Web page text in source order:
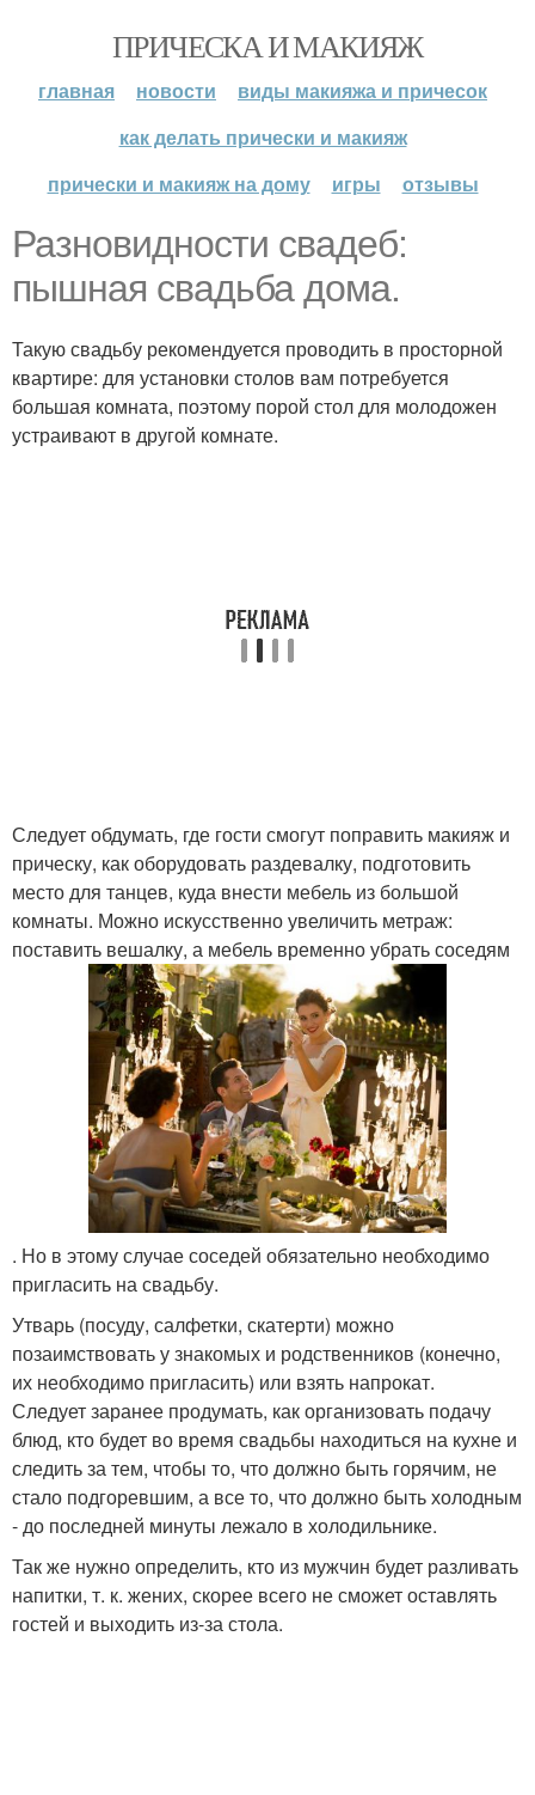
ПРИЧЕСКА И МАКИЯЖ
главная новости
виды макияжа и причесок
как делать прически и макияж
прически и макияж на дому
игры отзывы
Разновидности свадеб:
пышная свадьба дома.
Такую свадьбу рекомендуется проводить в просторной
квартире: для установки столов вам потребуется
большая комната, поэтому порой стол для молодожен
устраивают в другой комнате.
Следует обдумать, где гости смогут поправить макияж и
прическу, как оборудовать раздевалку, подготовить
место для танцев, куда внести мебель из большой
комнаты. Можно искусственно увеличить метраж:
поставить вешалку, а мебель временно убрать соседям
. Но в этому случае соседей обязательно необходимо
пригласить на свадьбу.
Утварь (посуду, салфетки, скатерти) можно
позаимствовать у знакомых и родственников (конечно,
их необходимо пригласить) или взять напрокат.
Следует заранее продумать, как организовать подачу
блюд, кто будет во время свадьбы находиться на кухне и
следить за тем, чтобы то, что должно быть горячим, не
стало подгоревшим, а все то, что должно быть холодным
- до последней минуты лежало в холодильнике.
Так же нужно определить, кто из мужчин будет разливать
напитки, т. к. жених, скорее всего не сможет оставлять
гостей и выходить из-за стола.